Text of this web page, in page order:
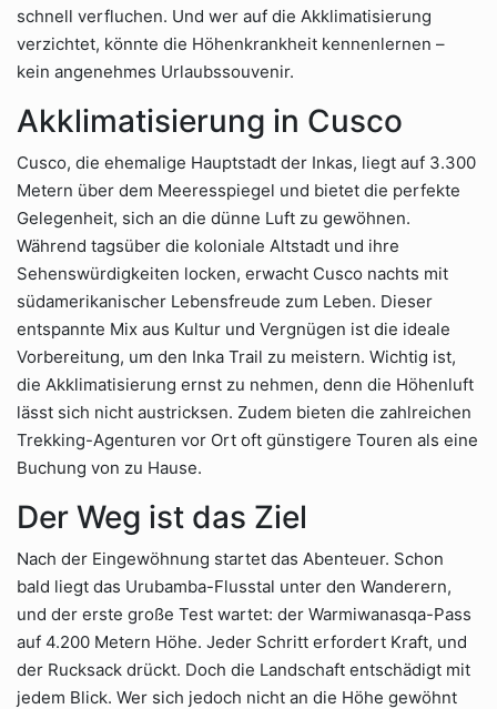
schnell verfluchen. Und wer auf die Akklimatisierung
verzichtet, könnte die Höhenkrankheit kennenlernen –
kein angenehmes Urlaubssouvenir.
Akklimatisierung in Cusco
Cusco, die ehemalige Hauptstadt der Inkas, liegt auf 3.300
Metern über dem Meeresspiegel und bietet die perfekte
Gelegenheit, sich an die dünne Luft zu gewöhnen.
Während tagsüber die koloniale Altstadt und ihre
Sehenswürdigkeiten locken, erwacht Cusco nachts mit
südamerikanischer Lebensfreude zum Leben. Dieser
entspannte Mix aus Kultur und Vergnügen ist die ideale
Vorbereitung, um den Inka Trail zu meistern. Wichtig ist,
die Akklimatisierung ernst zu nehmen, denn die Höhenluft
lässt sich nicht austricksen. Zudem bieten die zahlreichen
Trekking-Agenturen vor Ort oft günstigere Touren als eine
Buchung von zu Hause.
Der Weg ist das Ziel
Nach der Eingewöhnung startet das Abenteuer. Schon
bald liegt das Urubamba-Flusstal unter den Wanderern,
und der erste große Test wartet: der Warmiwanasqa-Pass
auf 4.200 Metern Höhe. Jeder Schritt erfordert Kraft, und
der Rucksack drückt. Doch die Landschaft entschädigt mit
jedem Blick. Wer sich jedoch nicht an die Höhe gewöhnt